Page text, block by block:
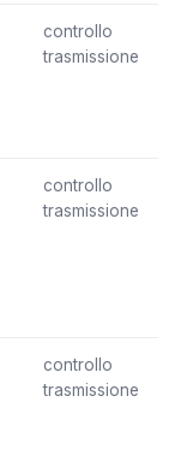
controllo
trasmissione
controllo
trasmissione
controllo
trasmissione